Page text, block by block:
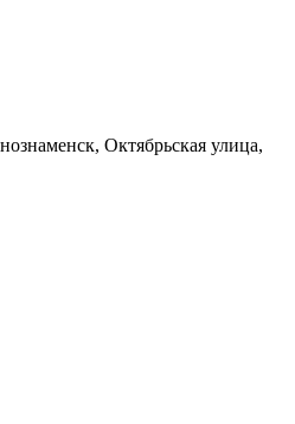
Октябрьская улица,